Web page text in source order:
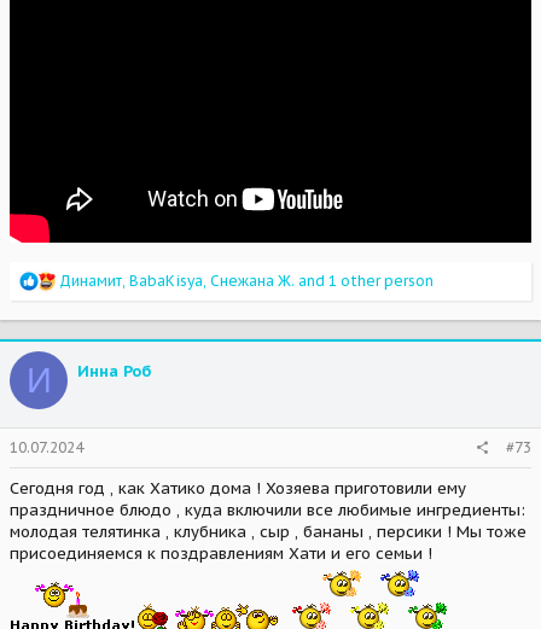
R
a
c
t
o
s
:
Динамит, BabaKisya, Снежана Ж. and 1 other person
И Инна Роб
10.07.2024 #73
Сегодня год , как Хатико дома ! Хозяева приготовили ему
праздничное блюдо , куда включили все любимые ингредиенты:
молодая телятинка , клубника , сыр , бананы , персики ! Мы тоже
присоединяемся к поздравлениям Хати и его семьи !